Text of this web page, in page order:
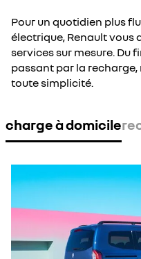
Pour un quotidien plus
électrique, Renault vous
services sur mesure. Du
passant par la recharge,
toute simplicité.
charge à domicile